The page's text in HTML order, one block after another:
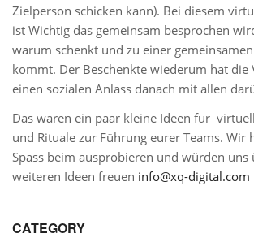
Zielperson schicken kann). Bei diesem
ist Wichtig das gemeinsam besprochen
warum schenkt und zu einer
kommt. Der Beschenkte wiederum hat die
einen sozialen Anlass danach mit allen
Das waren ein paar kleine Ideen für
und Rituale zur Führung eurer Teams. Wir
Spass beim ausprobieren und würden uns
weiteren Ideen freuen info@xq-digital.com
CATEGORY